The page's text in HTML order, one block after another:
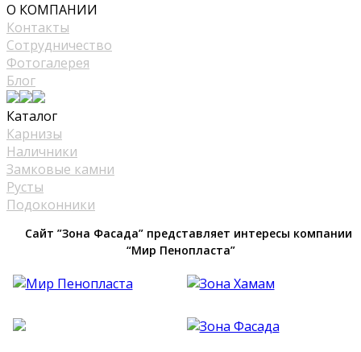
О КОМПАНИИ
Контакты
Сотрудничество
Фотогалерея
Блог
Каталог
Карнизы
Наличники
Замковые камни
Русты
Подоконники
Сайт ”Зона Фасада” представляет интересы компании
“Мир Пенопласта”